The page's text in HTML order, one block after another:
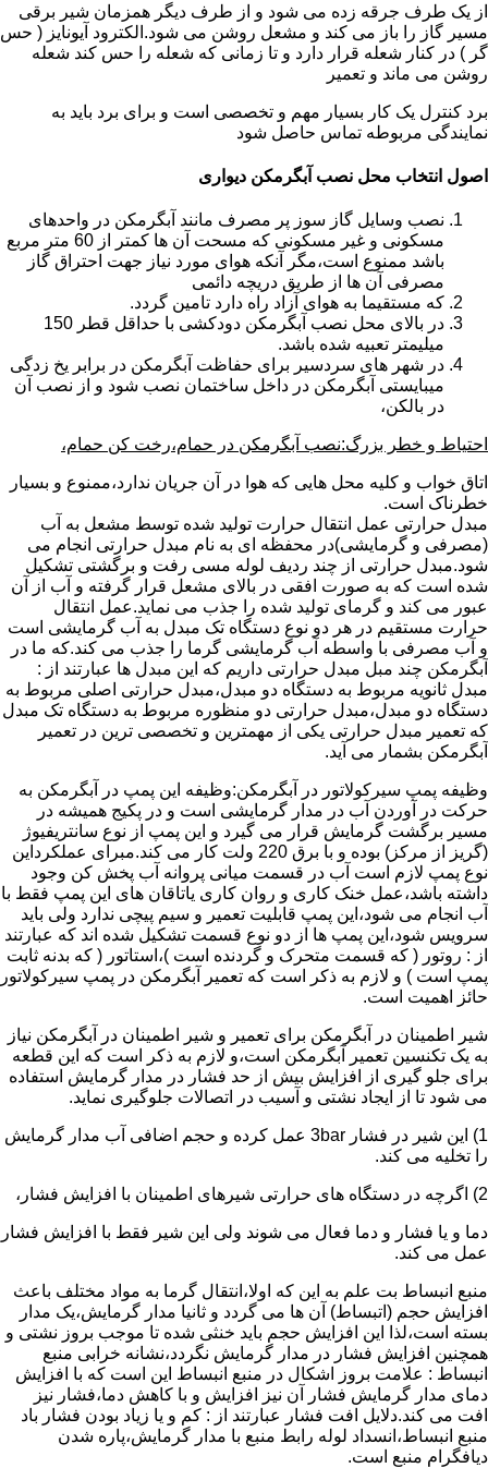
از یک طرف جرقه زده می شود و از طرف دیگر همزمان شیر برقی
مسیر گاز را باز می کند و مشعل روشن می شود.الکترود آیونایز ( حس
گر ) در کنار شعله قرار دارد و تا زمانی که شعله را حس کند شعله
روشن می ماند و تعمیر
برد کنترل یک کار بسیار مهم و تخصصی است و برای برد باید به
نمایندگی مربوطه تماس حاصل شود
اصول انتخاب محل نصب آبگرمکن دیواری
نصب وسایل گاز سوز پر مصرف مانند آبگرمکن در واحدهای
مسکونی و غیر مسکونی که مسحت آن ها کمتر از 60 متر مربع
باشد ممنوع است،مگر آنکه هوای مورد نیاز جهت احتراق گاز
مصرفی آن ها از طریق دریچه دائمی
که مستقیما به هوای آزاد راه دارد تامین گردد.
در بالای محل نصب آبگرمکن دودکشی با حداقل قطر 150
میلیمتر تعبیه شده باشد.
در شهر های سردسیر برای حفاظت آبگرمکن در برابر یخ زدگی
میبایستی آبگرمکن در داخل ساختمان نصب شود و از نصب آن
در بالکن،
احتیاط و خطر بزرگ:نصب آبگرمکن در حمام،رخت کن حمام،
اتاق خواب و کلیه محل هایی که هوا در آن جریان ندارد،ممنوع و بسیار
خطرناک است.
مبدل حرارتی عمل انتقال حرارت تولید شده توسط مشعل به آب
(مصرفی و گرمایشی)در محفظه ای به نام مبدل حرارتی انجام می
شود.مبدل حرارتی از چند ردیف لوله مسی رفت و برگشتی تشکیل
شده است که به صورت افقی در بالای مشعل قرار گرفته و آب از آن
عبور می کند و گرمای تولید شده را جذب می نماید.عمل انتقال
حرارت مستقیم در هر دو نوع دستگاه تک مبدل به آب گرمایشی است
و آب مصرفی با واسطه آب گرمایشی گرما را جذب می کند.که ما در
آبگرمکن چند مبل مبدل حرارتی داریم که این مبدل ها عبارتند از :
مبدل ثانویه مربوط به دستگاه دو مبدل،مبدل حرارتی اصلی مربوط به
دستگاه دو مبدل،مبدل حرارتی دو منظوره مربوط به دستگاه تک مبدل
که تعمیر مبدل حرارتی یکی از مهمترین و تخصصی ترین در تعمیر
آبگرمکن بشمار می آید.
وظیفه پمپ سیرکولاتور در آبگرمکن:وظیفه این پمپ در آبگرمکن به
حرکت در آوردن آب در مدار گرمایشی است و در پکیج همیشه در
مسیر برگشت گرمایش قرار می گیرد و این پمپ از نوع سانتریفیوژ
(گریز از مرکز) بوده و با برق 220 ولت کار می کند.مبرای عملکرداین
نوع پمپ لازم است آب در قسمت میانی پروانه آب پخش کن وجود
داشته باشد،عمل خنک کاری و روان کاری یاتاقان های این پمپ فقط با
آب انجام می شود،این پمپ قابلیت تعمیر و سیم پیچی ندارد ولی باید
سرویس شود،این پمپ ها از دو نوع قسمت تشکیل شده اند که عبارتند
از : روتور ( که قسمت متحرک و گردنده است )،استاتور ( که بدنه ثابت
پمپ است ) و لازم به ذکر است که تعمیر آبگرمکن در پمپ سیرکولاتور
حائز اهمیت است.
شیر اطمینان در آبگرمکن برای تعمیر و شیر اطمینان در آبگرمکن نیاز
به یک تکنسین تعمیر آبگرمکن است،و لازم به ذکر است که این قطعه
برای جلو گیری از افزایش بیش از حد فشار در مدار گرمایش استفاده
می شود تا از ایجاد نشتی و آسیب در اتصالات جلوگیری نماید.
1) این شیر در فشار 3bar عمل کرده و حجم اضافی آب مدار گرمایش
را تخلیه می کند.
2) اگرچه در دستگاه های حرارتی شیرهای اطمینان با افزایش فشار،
دما و یا فشار و دما فعال می شوند ولی این شیر فقط با افزایش فشار
عمل می کند.
منبع انبساط بت علم به این که اولا،انتقال گرما به مواد مختلف باعث
افزایش حجم (اتبساط) آن ها می گردد و ثانیا مدار گرمایش،یک مدار
بسته است،لذا این افزایش حجم باید خنثی شده تا موجب بروز نشتی و
همچنین افزایش فشار در مدار گرمایش نگردد،نشانه خرابی منبع
انبساط : علامت بروز اشکال در منبع انبساط این است که با افزایش
دمای مدار گرمایش فشار آن نیز افزایش و با کاهش دما،فشار نیز
افت می کند.دلایل افت فشار عبارتند از : کم و یا زیاد بودن فشار باد
منبع انبساط،انسداد لوله رابط منبع با مدار گرمایش،پاره شدن
دیافگرام منبع است.